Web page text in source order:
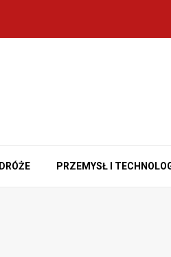
PRZEMYSŁ I